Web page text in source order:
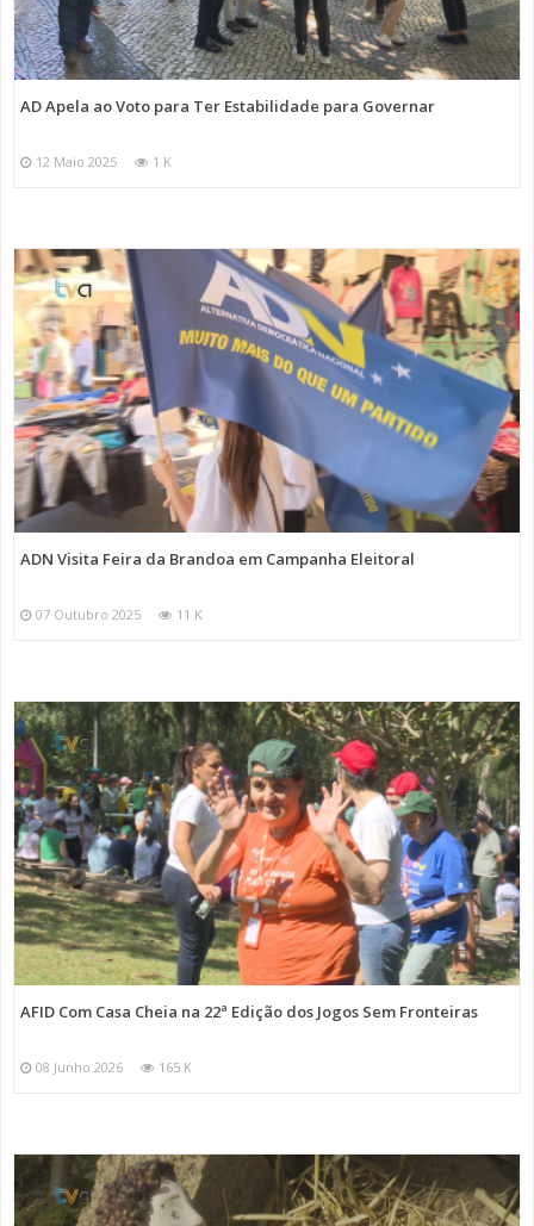
AD Apela ao Voto para Ter Estabilidade para Governar
12 Maio 2025 1 K
ADN Visita Feira da Brandoa em Campanha Eleitoral
07 Outubro 2025 11 K
AFID Com Casa Cheia na 22ª Edição dos Jogos Sem Fronteiras
08 Junho 2026 165 K